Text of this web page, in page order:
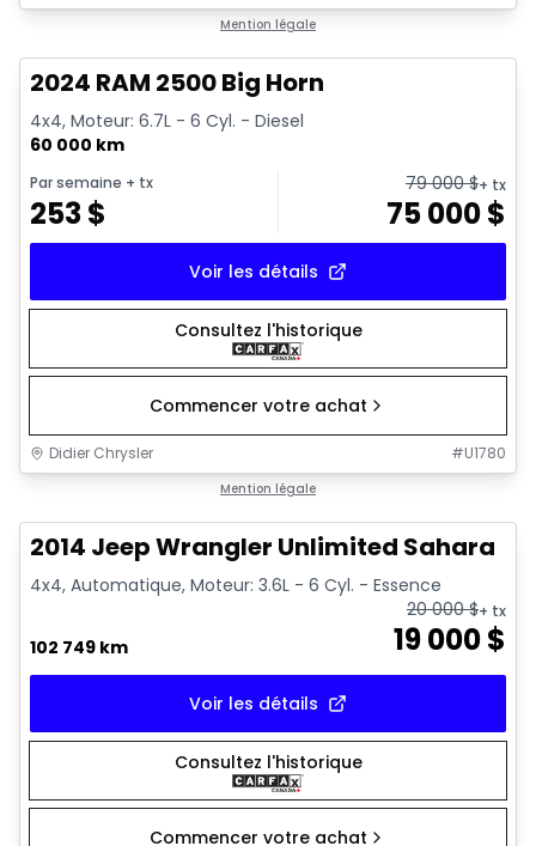
Mention légale
2024 RAM 2500 Big Horn
4x4, Moteur: 6.7L - 6 Cyl. - Diesel
60 000 km
Par semaine + tx
253$
79 000$+ tx
75 000$
Voir les détails
Consultez l'historique
Commencer votre achat
Didier Chrysler #U1780
Mention légale
2014 Jeep Wrangler Unlimited Sahara
4x4, Automatique, Moteur: 3.6L - 6 Cyl. - Essence
102 749 km 19 000$
20 000$+ tx
Voir les détails
Consultez l'historique
Commencer votre achat